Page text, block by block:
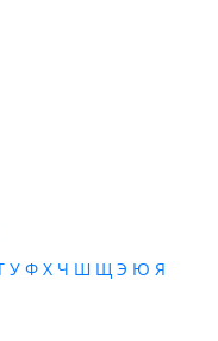
У Ф Х Ч Ш Щ Э Ю Я